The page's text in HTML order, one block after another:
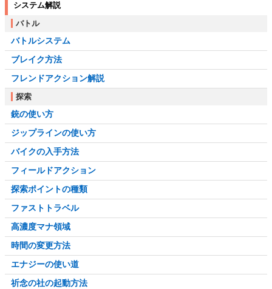
システム解説
バトル
バトルシステム
ブレイク方法
フレンドアクション解説
探索
銃の使い方
ジップラインの使い方
バイクの入手方法
フィールドアクション
探索ポイントの種類
ファストトラベル
高濃度マナ領域
時間の変更方法
エナジーの使い道
祈念の社の起動方法